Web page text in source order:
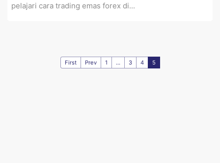
pelajari cara trading emas forex di...
First Prev 1 ... 3 4 5